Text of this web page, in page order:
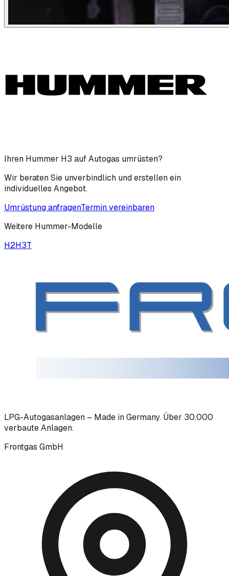
Ihren Hummer H3 auf Autogas umrüsten?
Wir beraten Sie unverbindlich und erstellen ein
individuelles Angebot.
Umrüstung anfragenTermin vereinbaren
Weitere Hummer-Modelle
H2H3T
LPG-Autogasanlagen – Made in Germany. Über 30.000
verbaute Anlagen.
Frontgas GmbH